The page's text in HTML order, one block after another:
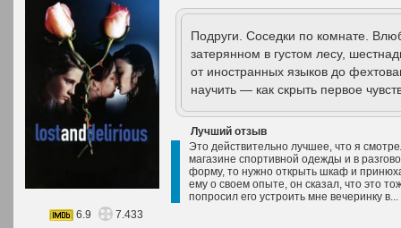
Подруги. Соседки по комнате.
затерянном в густом лесу,
от иностранных языков до
научить — как скрыть первое
Лучший отзыв
Это действительно лучшее, что я
магазине спортивной одежды и в
форму, то нужно открыть шкаф и
ему о своем опыте, он сказал, что это
попросил его устроить мне вечеринку в...
6.9
7.433